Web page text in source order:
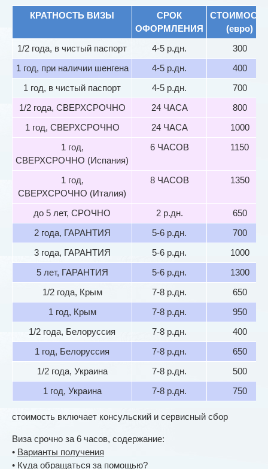
КРАТНОСТЬ ВИЗЫ
СРОК
ОФОРМЛЕНИЯ
(евро)
1/2 года, в чистый паспорт
4-5 р.дн.
300
1 год, при наличии шенгена
4-5 р.дн.
400
1 год, в чистый паспорт
4-5 р.дн.
700
1/2 года, СВЕРХСРОЧНО
24 ЧАСА
800
1 год, СВЕРХСРОЧНО
24 ЧАСА
1000
1 год,
СВЕРХСРОЧНО (Испания)
6 ЧАСОВ 1150
1 год,
СВЕРХСРОЧНО (Италия)
8 ЧАСОВ 1350
до 5 лет, СРОЧНО 2 р.дн.
650
2 года, ГАРАНТИЯ
5-6 р.дн.
700
3 года, ГАРАНТИЯ
5-6 р.дн.
1000
5 лет, ГАРАНТИЯ
5-6 р.дн.
1300
1/2 года, Крым
7-8 р.дн.
650
1 год, Крым
7-8 р.дн.
950
1/2 года, Белоруссия
7-8 р.дн.
400
1 год, Белоруссия
7-8 р.дн.
650
1/2 года, Украина
7-8 р.дн.
500
1 год, Украина
7-8 р.дн. 750
стоимость включает консульский и сервисный сбор
Виза срочно за 6 часов, содержание:
• Варианты получения
• Куда обращаться за помощью?